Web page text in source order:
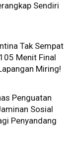
Sendiri
Tak Sempat
Menit Final
Miring!
Penguatan
Sosial
Penyandang